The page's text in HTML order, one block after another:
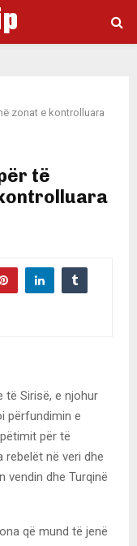
zonat e kontrolluara
të
të Sirisë, e njohur
përfundimin e
për të
në veri dhe
vendin dhe Turqinë
që mund të jenë